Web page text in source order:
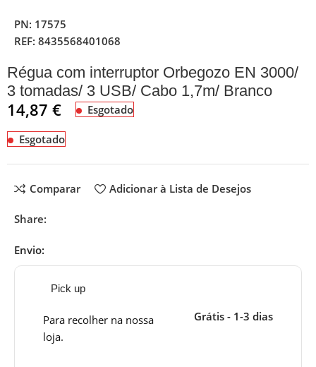
PN: 17575
REF:8435568401068
Régua com interruptor Orbegozo EN 3000/
3 tomadas/ 3 USB/ Cabo 1,7m/ Branco
14,87€ Esgotado
Esgotado
Comparar Adicionar à Lista de Desejos
Share:
Envio:
Pick up
Para recolher na nossa
loja.
Grátis - 1-3 dias